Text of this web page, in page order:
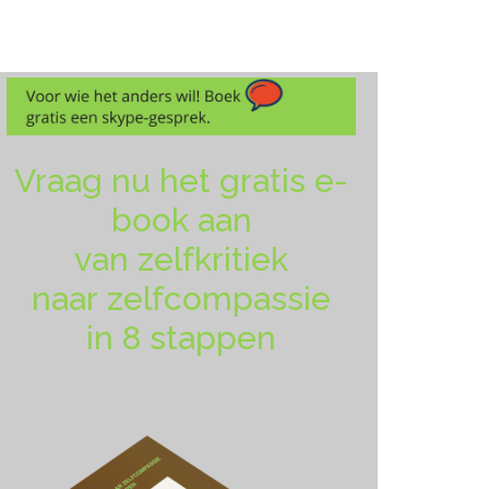
Vraag nu het gratis e-
book aan
van zelfkritiek
naar zelfcompassie
in 8 stappen